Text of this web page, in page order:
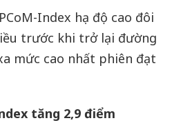
Index hạ độ cao đôi
trước khi trở lại đường
mức cao nhất phiên đạt
tăng 2,9 điểm